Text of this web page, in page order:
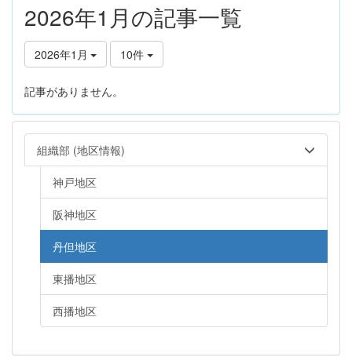
2026年1月の記事一覧
2026年1月 10件
記事がありません。
組織部 (地区情報)
神戸地区
阪神地区
丹但地区
東播地区
西播地区